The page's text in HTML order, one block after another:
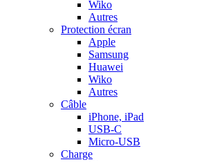
Wiko
Autres
Protection écran
Apple
Samsung
Huawei
Wiko
Autres
Câble
iPhone, iPad
USB-C
Micro-USB
Charge